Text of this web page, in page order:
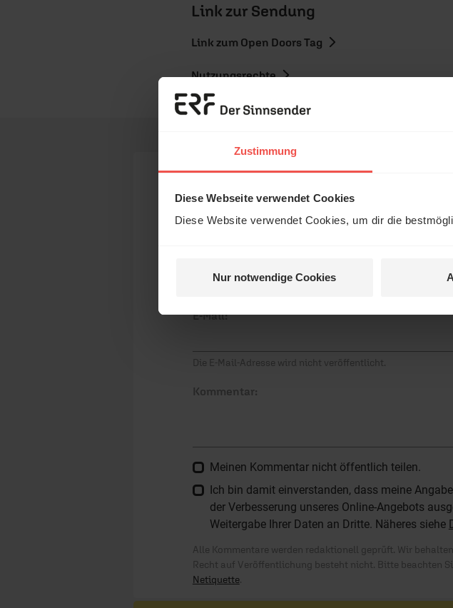
Zustimmung
Diese Webseite verwendet Cookies
Diese Website verwendet Cookies, um dir die
Nur notwendige Cookies
Link zur Sendung
Link zum Open Doors Tag
Nutzungsrechte
Ihr Kommentar
E-Mail:
Die E-Mail-Adresse wird nicht veröffentlicht.
Kommentar:
Meinen Kommentar nicht öffentlich teilen.
Ich bin damit einverstanden, dass meine
der Verbesserung unseres Online-Angebots
Weitergabe Ihrer Daten an Dritte. Näheres siehe
Alle Kommentare werden redaktionell geprüft. Wir
Recht auf Veröffentlichung besteht nicht. Bitte beachten
Netiquette.
Erzähl mal!
Das erleben unsere
und Hörer mit Gott ...
Jetzt Geschichten